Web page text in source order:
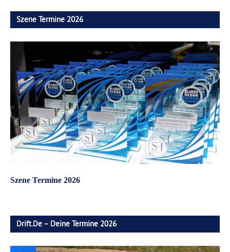
Szene Termine 2026
Szene Termine 2026
Drift.de – Deine Termine 2026